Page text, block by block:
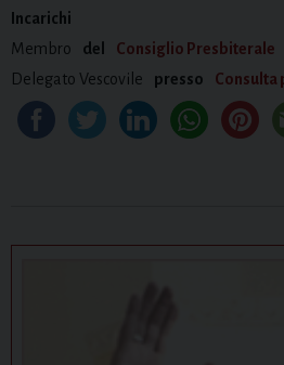
Incarichi
Membro
del
Consiglio Presbiterale
Delegato Vescovile
presso Consulta